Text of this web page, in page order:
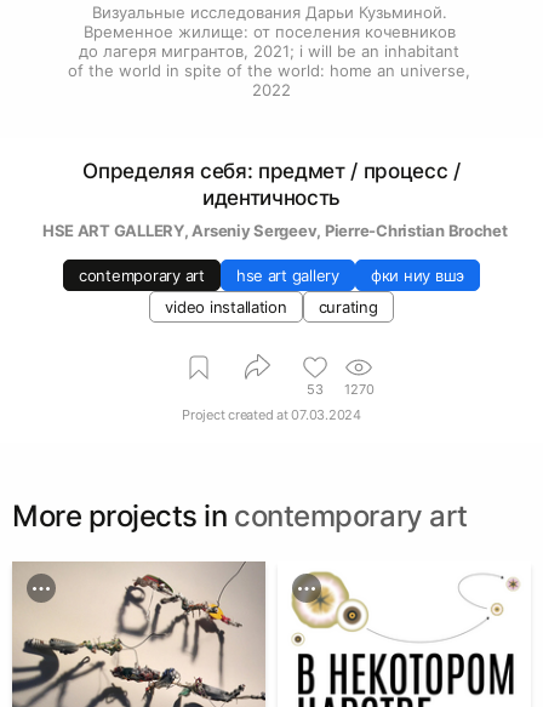
Визуальные исследования Дарьи Кузьминой.
Временное жилище: от поселения кочевников
до лагеря мигрантов, 2021; i will be an inhabitant
of the world in spite of the world: home an universe,
2022
Определяя себя: предмет / процесс /
идентичность
  HSE ART GALLERY
, Arseniy Sergeev, Pierre-Christian Brochet
contemporary art hse art gallery
фки ниу вшэ
video installation
curating
53
1270
Project created at07.03.2024
More projects in contemporary art